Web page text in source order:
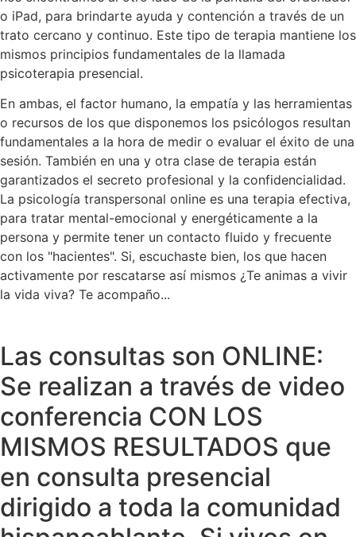
o iPad, para brindarte ayuda y contención a través de un
trato cercano y continuo. Este tipo de terapia mantiene los
mismos principios fundamentales de la llamada
psicoterapia presencial.
En ambas, el factor humano, la empatía y las herramientas
o recursos de los que disponemos los psicólogos resultan
fundamentales a la hora de medir o evaluar el éxito de una
sesión. También en una y otra clase de terapia están
garantizados el secreto profesional y la confidencialidad.
La psicología transpersonal online es una terapia efectiva,
para tratar mental-emocional y energéticamente a la
persona y permite tener un contacto fluido y frecuente
con los "hacientes". Si, escuchaste bien, los que hacen
activamente por rescatarse así mismos ¿Te animas a vivir
la vida viva? Te acompaño...
Las consultas son ONLINE:
Se realizan a través de video
conferencia CON LOS
MISMOS RESULTADOS que
en consulta presencial
dirigido a toda la comunidad